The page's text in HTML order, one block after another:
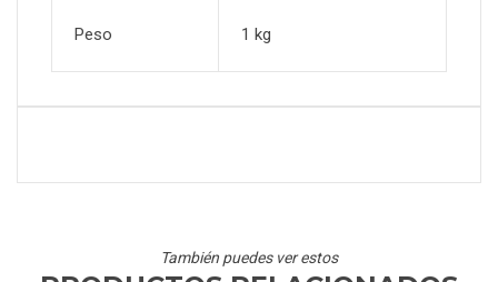
Peso 1 kg
También puedes ver estos